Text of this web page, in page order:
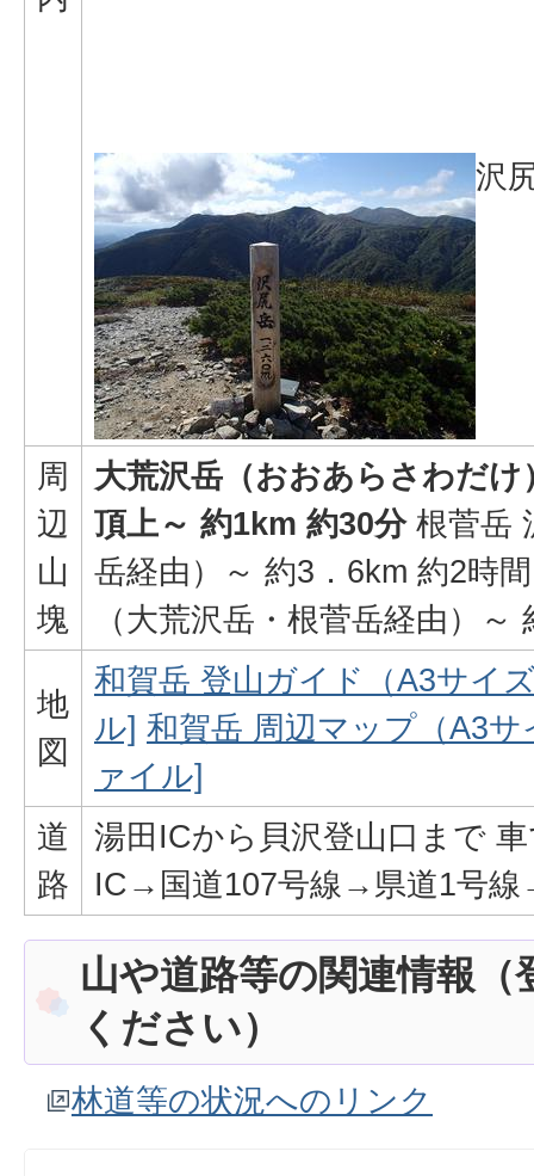
沢
周
辺
山
塊
大荒沢岳（おおあらさわだ
頂上～ 約1km 約30分根菅岳
岳経由）～ 約3．6km 約2時
（大荒沢岳・根菅岳経由）～
地
図
和賀岳 登山ガイド（A3サイ
ル] 和賀岳 周辺マップ（A3
ァイル]
道
路
湯田ICから貝沢登山口まで
IC→国道107号線→県道1号
山や道路等の関連情報（
ください）
林道等の状況へのリンク